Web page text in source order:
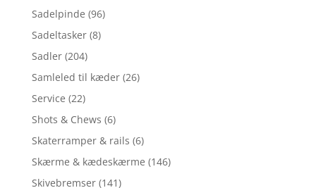
Sadelpinde (96)
Sadeltasker (8)
Sadler (204)
Samleled til kæder (26)
Service (22)
Shots & Chews (6)
Skaterramper & rails (6)
Skærme & kædeskærme (146)
Skivebremser (141)